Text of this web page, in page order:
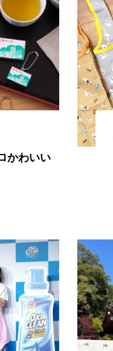
かわいい